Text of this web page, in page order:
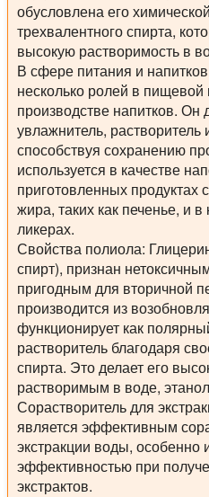
обусловлена его
трехвалентного спирта,
высокую растворимость в
В сфере питания и
несколько ролей в
производстве напитков. Он
увлажнитель, растворитель
способствуя сохранению
используется в качестве
приготовленных продуктах
жира, таких как печенье, и в
ликерах.
Свойства полиола:
спирт), признан
пригодным для вторичной
производится из
функционирует как
растворитель благодаря
спирта. Это делает его
растворимым в воде,
Сорастворитель для
является эффективным
экстракции воды, особенно
эффективностью при
экстрактов.